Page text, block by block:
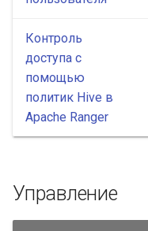
Контроль
доступа с
помощью
политик Hive в
Apache Ranger
Управление